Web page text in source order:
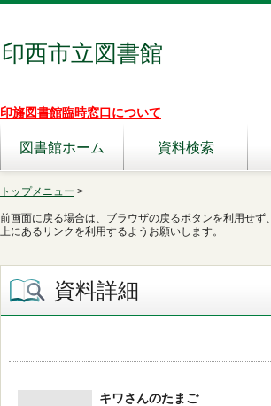
印西市立図書館
印旛図書館臨時窓口について
図書館ホーム 資料検索
トップメニュー >
前画面に戻る場合は、ブラウザの戻るボタンを利用せず、
上にあるリンクを利用するようお願いします。
資料詳細
キワさんのたまご